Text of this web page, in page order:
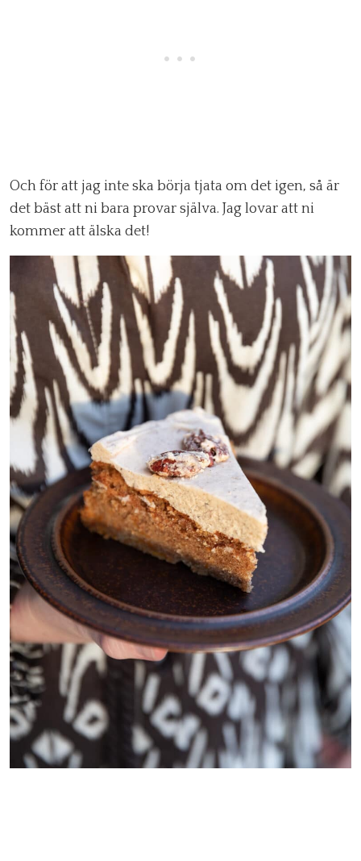
Och för att jag inte ska börja tjata om det igen, så är
det bäst att ni bara provar själva. Jag lovar att ni
kommer att älska det!